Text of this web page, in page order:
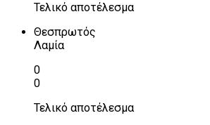
Τελικό αποτέλεσμα
Θεσπρωτός
Λαμία
0
0
Τελικό αποτέλεσμα